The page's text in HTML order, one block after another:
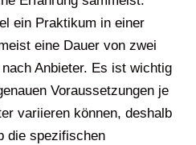
ein Praktikum in einer
eine Dauer von zwei
Anbieter. Es ist wichtig
Voraussetzungen je
variieren können, deshalb
die spezifischen